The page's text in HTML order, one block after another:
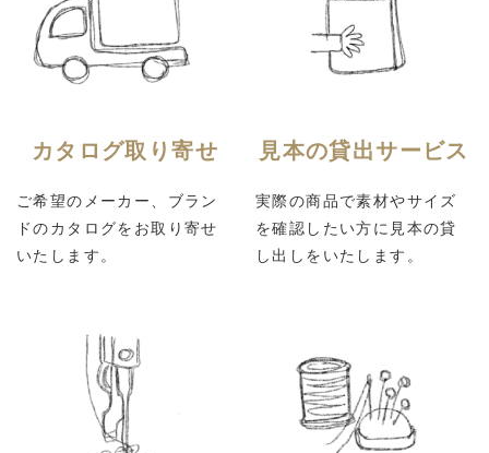
カタログ取り寄せ
ご希望のメーカー、ブラン
ドのカタログをお取り寄せ
いたします。
見本の貸出サービス
実際の商品で素材やサイズ
を確認したい方に見本の貸
し出しをいたします。